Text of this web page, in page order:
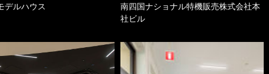
デルハウス
南四国ナショナル特機販売株式会社本
社ビル